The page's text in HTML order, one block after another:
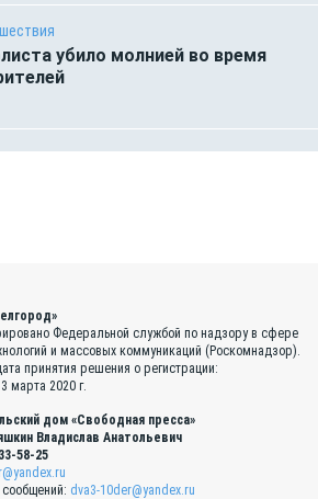
убило молнией во время
Федеральной службой по надзору в сфере
и массовых коммуникаций (Роскомнадзор).
принятия решения о регистрации:
марта 2020 г.
дом «Свободная пресса»
Владислав Анатольевич
58-25
dva3-10der@yandex.ru